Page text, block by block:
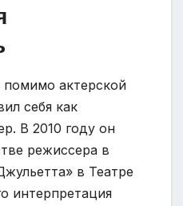
помимо актерской
себя как
В 2010 году он
режиссера в
в Театре
интерпретация